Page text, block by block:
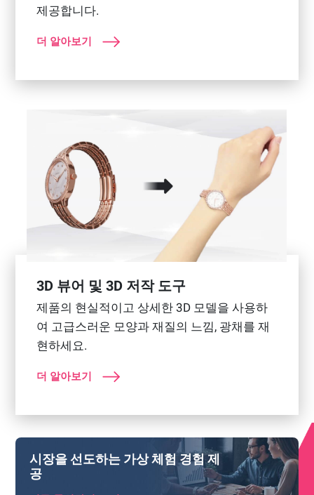
제공합니다.
더 알아보기
3D 뷰어 및 3D 저작 도구
제품의 현실적이고 상세한 3D 모델을 사용하
여 고급스러운 모양과 재질의 느낌, 광채를 재
현하세요.
더 알아보기
시장을 선도하는 가상 체험 경험 제
공